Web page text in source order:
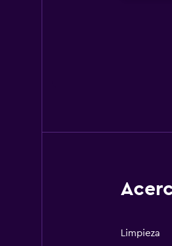
Limpieza